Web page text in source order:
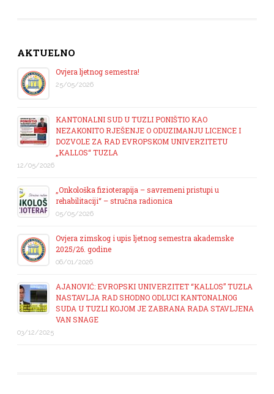
AKTUELNO
Ovjera ljetnog semestra!
25/05/2026
KANTONALNI SUD U TUZLI PONIŠTIO KAO
NEZAKONITO RJEŠENJE O ODUZIMANJU LICENCE I
DOZVOLE ZA RAD EVROPSKOM UNIVERZITETU
„KALLOS“ TUZLA
12/05/2026
„Onkološka fizioterapija – savremeni pristupi u
rehabilitaciji“ – stručna radionica
05/05/2026
Ovjera zimskog i upis ljetnog semestra akademske
2025/26. godine
06/01/2026
AJANOVIĆ: EVROPSKI UNIVERZITET “KALLOS” TUZLA
NASTAVLJA RAD SHODNO ODLUCI KANTONALNOG
SUDA U TUZLI KOJOM JE ZABRANA RADA STAVLJENA
VAN SNAGE
03/12/2025